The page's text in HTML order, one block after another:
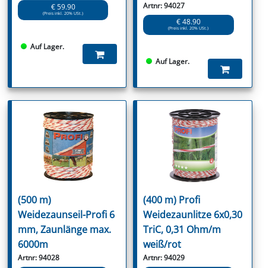
€ 59.90
(Preis inkl. 20% USt.)
Auf Lager.
Artnr: 94027
€ 48.90
(Preis inkl. 20% USt.)
Auf Lager.
(500 m)
Weidezaunseil-Profi 6
mm, Zaunlänge max.
6000m
Artnr: 94028
(400 m) Profi
Weidezaunlitze 6x0,30
TriC, 0,31 Ohm/m
weiß/rot
Artnr: 94029